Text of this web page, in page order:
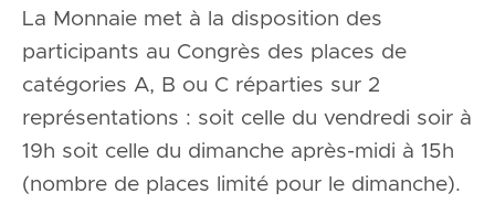
La Monnaie met à la disposition des
participants au Congrès des places de
catégories A, B ou C réparties sur 2
représentations : soit celle du vendredi soir à
19h soit celle du dimanche après-midi à 15h
(nombre de places limité pour le dimanche).